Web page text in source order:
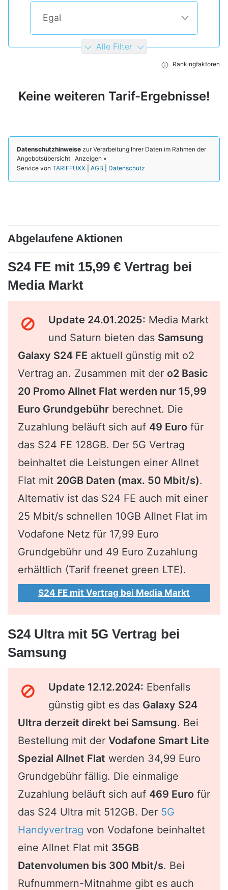
Abgelaufene Aktionen
S24 FE mit 15,99 € Vertrag bei
Media Markt
Update 24.01.2025: Media Markt
und Saturn bieten das Samsung
Galaxy S24 FE aktuell günstig mit o2
Vertrag an. Zusammen mit der o2 Basic
20 Promo Allnet Flat werden nur 15,99
Euro Grundgebühr berechnet. Die
Zuzahlung beläuft sich auf 49 Euro für
das S24 FE 128GB. Der 5G Vertrag
beinhaltet die Leistungen einer Allnet
Flat mit 20GB Daten (max. 50 Mbit/s).
Alternativ ist das S24 FE auch mit einer
25 Mbit/s schnellen 10GB Allnet Flat im
Vodafone Netz für 17,99 Euro
Grundgebühr und 49 Euro Zuzahlung
erhältlich (Tarif freenet green LTE).
S24 FE mit Vertrag bei Media Markt
S24 Ultra mit 5G Vertrag bei
Samsung
Update 12.12.2024: Ebenfalls
günstig gibt es das Galaxy S24
Ultra derzeit direkt bei Samsung. Bei
Bestellung mit der Vodafone Smart Lite
Spezial Allnet Flat werden 34,99 Euro
Grundgebühr fällig. Die einmalige
Zuzahlung beläuft sich auf 469 Euro für
das S24 Ultra mit 512GB. Der 5G
Handyvertrag von Vodafone beinhaltet
eine Allnet Flat mit 35GB
Datenvolumen bis 300 Mbit/s. Bei
Rufnummern-Mitnahme gibt es auch